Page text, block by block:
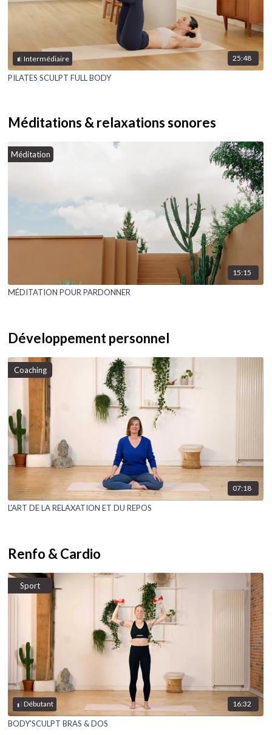
Intermédiaire 25:48
PILATES SCULPT FULL BODY
Méditations & relaxations sonores
Méditation
15:15
MÉDITATION POUR PARDONNER
Développement personnel
Coaching
07:18
L'ART DE LA RELAXATION ET DU REPOS
Renfo & Cardio
Débutant
Sport
16:32
BODY'SCULPT BRAS & DOS